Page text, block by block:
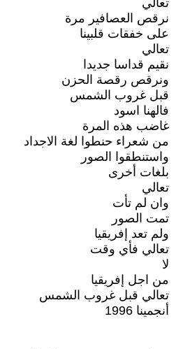
تعالي
نرقص العصافير مرة
على خفقات قلبينا
تعالي
نقيم قداسا جديدا
ونرقص رقصة الحزن
قبل غروب الشمس
فالهنا اسود
غاضب هذه المرة
من شعراء حنطوا لغة الاجداد
واستنطقوا الصور
بلغات أخرى
تعالي
وان لم تأت
تمت الصور
ولم تعد إفريقيا
تعالي فأي وقت
لا
من اجل إفريقيا
تعالي قبل غروب الشمس
أنجمينا 1996